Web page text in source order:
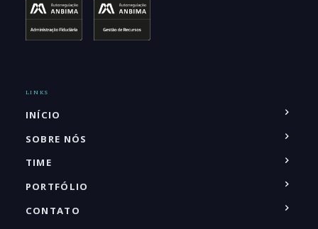
LINKS
INÍCIO
SOBRE NÓS
TIME
PORTFÓLIO
CONTATO